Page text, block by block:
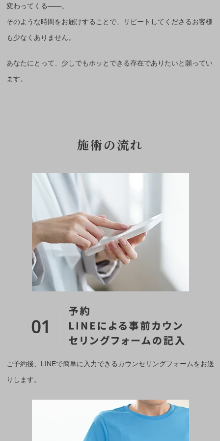
変わってくる——。
そのような時間をお届けすることで、リピートしてくださるお客様
も少なくありません。
あなたにとって、少しでもホッとできる存在でありたいと願ってい
ます。
施術の流れ
ご予約後、LINEで簡単に入力できるカウンセリングフォームをお送
りします。